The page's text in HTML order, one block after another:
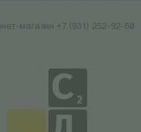
магазин +7 (931) 252-92-60